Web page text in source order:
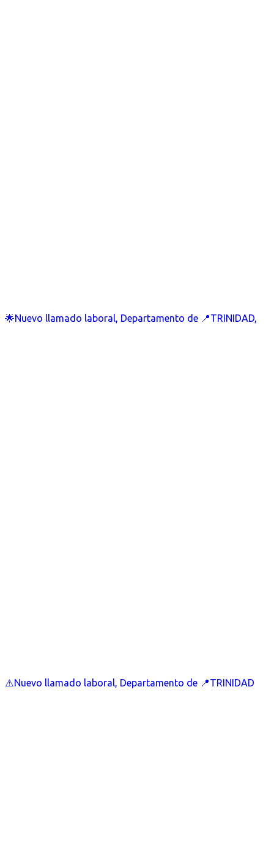
🌟Nuevo llamado laboral, Departamento de 📍TRINIDAD,
⚠️Nuevo llamado laboral, Departamento de 📍TRINIDAD